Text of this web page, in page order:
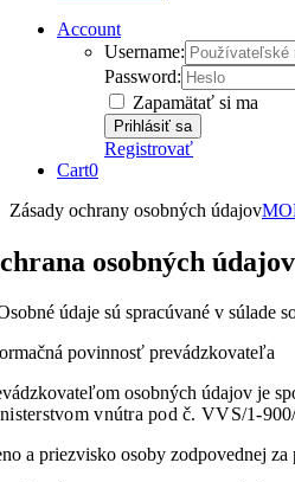
Account
Username:
Password:
Zapamätať si ma
Registrovať
Cart0
Zásady ochrany osobných údajov
osobných údajov
údaje sú spracúvané v súlade
povinnosť prevádzkovateľa
osobných údajov je
vnútra pod č. VVS/1-
a priezvisko osoby zodpovednej